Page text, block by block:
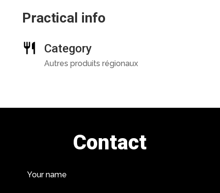
Practical info
Category
Autres produits régionaux
Contact
Your name